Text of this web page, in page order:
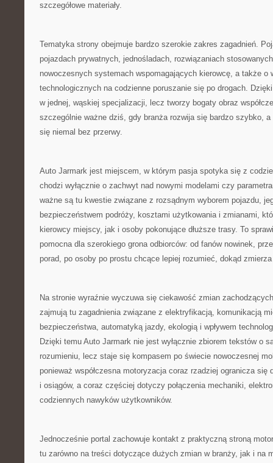
szczegółowe materiały.
Tematyka strony obejmuje bardzo szerokie zakres zagadnień.
pojazdach prywatnych, jednośladach, rozwiązaniach
nowoczesnych systemach wspomagających kierowcę, a także o
technologicznych na codzienne poruszanie się po drogach.
w jednej, wąskiej specjalizacji, lecz tworzy bogaty obraz
szczególnie ważne dziś, gdy branża rozwija się bardzo szybko, a
się niemal bez przerwy.
Auto Jarmark jest miejscem, w którym pasja spotyka się z
chodzi wyłącznie o zachwyt nad nowymi modelami czy
ważne są tu kwestie związane z rozsądnym wyborem pojazdu,
bezpieczeństwem podróży, kosztami użytkowania i zmianami,
kierowcy miejscy, jak i osoby pokonujące dłuższe trasy. To
pomocna dla szerokiego grona odbiorców: od fanów nowinek,
porad, po osoby po prostu chcące lepiej rozumieć, dokąd
Na stronie wyraźnie wyczuwa się ciekawość zmian
zajmują tu zagadnienia związane z elektryfikacją, komunikacją
bezpieczeństwa, automatyką jazdy, ekologią i wpływem
Dzięki temu Auto Jarmark nie jest wyłącznie zbiorem tekstów o
rozumieniu, lecz staje się kompasem po świecie nowoczesnej
ponieważ współczesna motoryzacja coraz rzadziej ogranicza się
i osiągów, a coraz częściej dotyczy połączenia mechaniki,
codziennych nawyków użytkowników.
Jednocześnie portal zachowuje kontakt z praktyczną stroną
tu zarówno na treści dotyczące dużych zmian w branży, jak i na